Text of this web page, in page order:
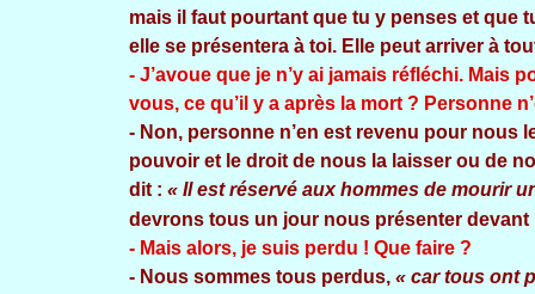
mais il faut pourtant que tu y penses et que
elle se présentera à toi. Elle peut arriver à
- J’avoue que je n’y ai jamais réfléchi. Mais
vous, ce qu’il y a après la mort ? Personne
- Non, personne n’en est revenu pour nous
pouvoir et le droit de nous la laisser ou de
dit : « Il est réservé aux hommes de mourir
devrons tous un jour nous présenter devant
- Mais alors, je suis perdu ! Que faire ?
- Nous sommes tous perdus, « car tous ont